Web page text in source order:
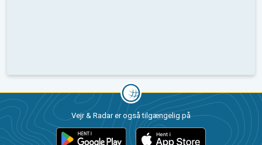
Vejr & Radar er også tilgængelig på